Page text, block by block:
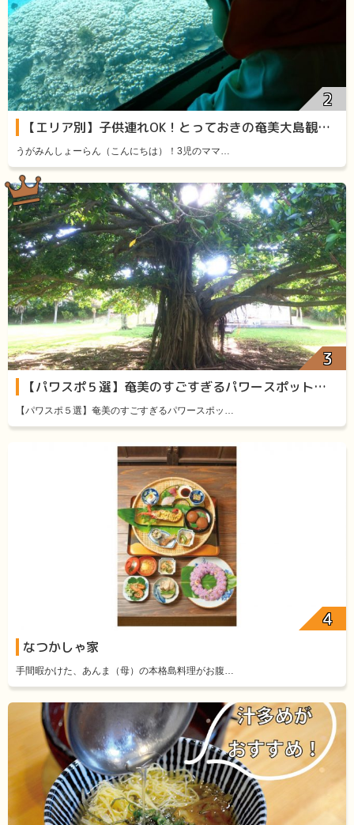
【エリア別】子供連れOK！とっておきの奄美大島観光スポット11選
うがみんしょーらん（こんにちは）！3児のママ…
【パワスポ５選】奄美のすごすぎるパワースポット厳選５
【パワスポ５選】奄美のすごすぎるパワースポッ…
なつかしゃ家
手間暇かけた、あんま（母）の本格島料理がお腹…